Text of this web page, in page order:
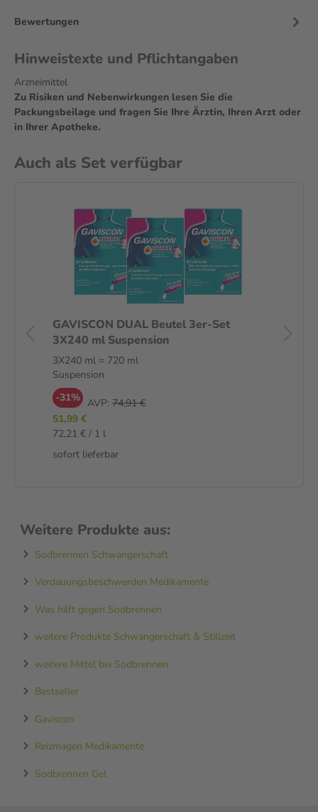
Bewertungen
Hinweistexte und Pflichtangaben
Arzneimittel
Zu Risiken und Nebenwirkungen lesen Sie die
Packungsbeilage und fragen Sie Ihre Ärztin, Ihren Arzt oder
in Ihrer Apotheke.
Auch als Set verfügbar
GAVISCON DUAL Beutel 3er-Set
3X240 ml Suspension
3X240 ml = 720 ml
Suspension
-31% AVP: 74,91 €
51,99 €
72,21 € / 1 l
sofort lieferbar
Weitere Produkte aus:
Sodbrennen Schwangerschaft
Verdauungsbeschwerden Medikamente
Was hilft gegen Sodbrennen
weitere Produkte Schwangerschaft & Stillzeit
weitere Mittel bei Sodbrennen
Bestseller
Gaviscon
Reizmagen Medikamente
Sodbrennen Gel